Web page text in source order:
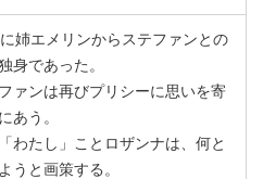
姉エメリンからステファンとの
身であった。
ァンは再びプリシーに思いを寄
あう。
わたし」ことロザンナは、何と
うと画策する。